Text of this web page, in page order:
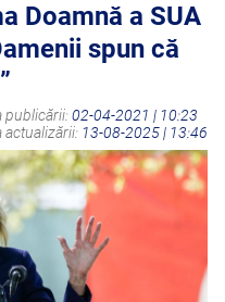
Doamnă a SUA
spun că
publicării:02-04-2021 | 10:23
actualizării: 13-08-2025 | 13:46